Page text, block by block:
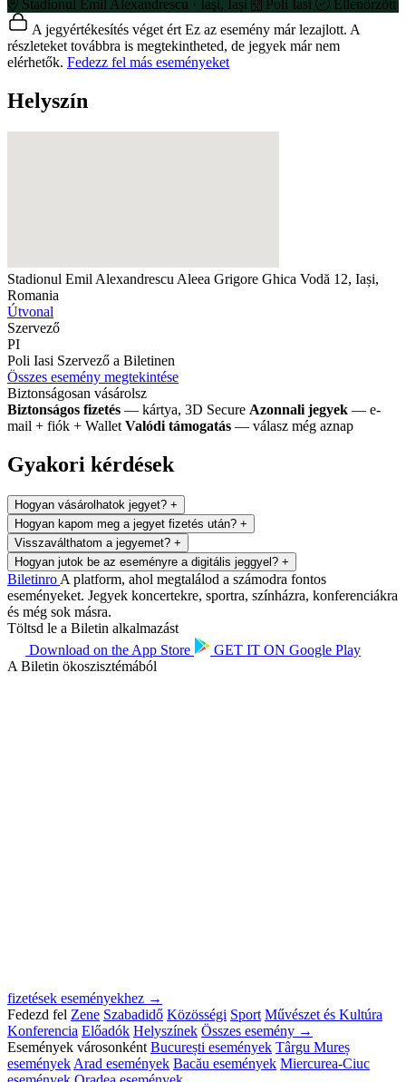
Stadionul Emil Alexandrescu · Iaşi, Iași
Poli Iasi
Ellenőrzött
A jegyértékesítés véget ért Ez az esemény már lezajlott. A
részleteket továbbra is megtekintheted, de jegyek már nem
elérhetők. Fedezz fel más eseményeket
Helyszín
Stadionul Emil Alexandrescu Aleea Grigore Ghica Vodă 12, Iași,
Romania
Útvonal
Szervező
PI
Poli Iasi Szervező a Biletinen
Összes esemény megtekintése
Biztonságosan vásárolsz
Biztonságos fizetés — kártya, 3D Secure Azonnali jegyek — e-
mail + fiók + Wallet Valódi támogatás — válasz még aznap
Gyakori kérdések
Hogyan vásárolhatok jegyet? +
Hogyan kapom meg a jegyet fizetés után? +
Visszaválthatom a jegyemet? +
Hogyan jutok be az eseményre a digitális jeggyel? +
Biletinro A platform, ahol megtalálod a számodra fontos
eseményeket. Jegyek koncertekre, sportra, színházra, konferenciákra
és még sok másra.
Töltsd le a Biletin alkalmazást
Download on the App Store GET IT ON Google Play
A Biletin ökoszisztémából
fizetések eseményekhez →
Fedezd fel Zene Szabadidő Közösségi Sport Művészet és Kultúra
Konferencia Előadók Helyszínek Összes esemény →
Események városonként București események Târgu Mureș
események Arad események Bacău események Miercurea-Ciuc